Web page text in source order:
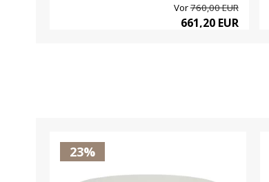
Vor760,00 EUR
661,20 EUR
23%